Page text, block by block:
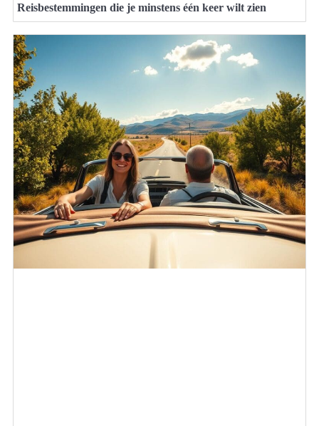
Reisbestemmingen die je minstens één keer wilt zien